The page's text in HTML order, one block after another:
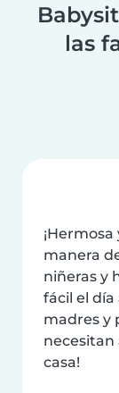
las
¡Hermosa
manera
niñeras y
fácil el día
madres y
necesitan
casa!